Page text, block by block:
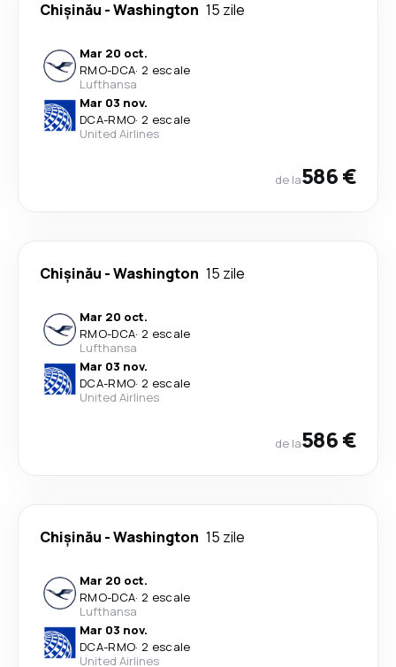
Chişinău -Washington 15 zile
Mar 20 oct.
RMO-DCA· 2 escale
Lufthansa
Mar 03 nov.
DCA-RMO· 2 escale
United Airlines
de la586 €
Chişinău -Washington 15 zile
Mar 20 oct.
RMO-DCA· 2 escale
Lufthansa
Mar 03 nov.
DCA-RMO· 2 escale
United Airlines
de la586 €
Chişinău -Washington 15 zile
Mar 20 oct.
RMO-DCA· 2 escale
Lufthansa
Mar 03 nov.
DCA-RMO· 2 escale
United Airlines